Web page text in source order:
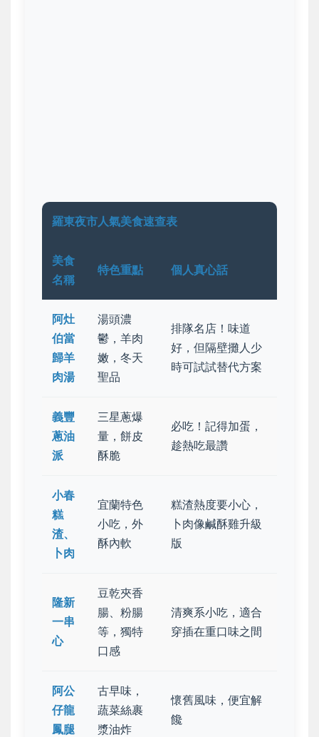
羅東夜市人氣美食速查表
美食
名稱
特色重點 個人真心話
阿灶
伯當
歸羊
肉湯
湯頭濃
鬱，羊肉
嫩，冬天
聖品
排隊名店！ 味道
好 ，但隔壁攤人少
時可試試替代方案
義豐
蔥油
派
三星蔥爆
量，餅皮
酥脆
必吃 ！記得加蛋，
趁熱吃最讚
小春
糕
渣、
卜肉
宜蘭特色
小吃，外
酥內軟
糕渣熱度要小心 ，
卜肉像鹹酥雞升級
版
隆新
一串
心
豆乾夾香
腸、粉腸
等，獨特
口感
清爽系小吃， 適合
穿插在重口味之間
阿公
仔龍
鳳腿
古早味，
蔬菜絲裹
漿油炸
懷舊風味， 便宜解
饞